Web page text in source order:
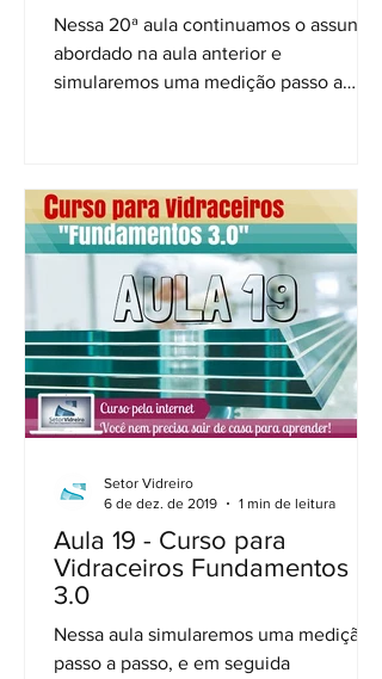
Nessa 20ª aula continuamos o assunto
abordado na aula anterior e
simularemos uma medição passo a
Aula 19 - Curso para
Vidraceiros Fundamentos
3.0
Nessa aula simularemos uma medição
passo a passo, e em seguida
Setor Vidreiro
6 de dez. de 2019
1 min de leitura